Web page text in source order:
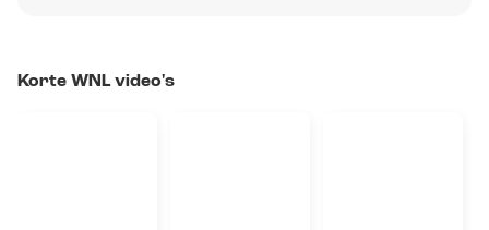
Korte WNL video's